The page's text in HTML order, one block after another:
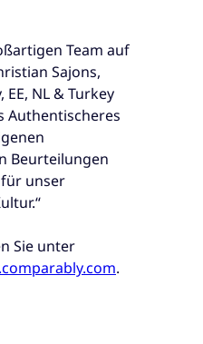
Team auf
Sajons,
NL & Turkey
Authentischeres
Beurteilungen
unser
Sie unter
.